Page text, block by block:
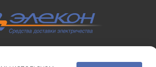
продукция, светотехника с 1998 года.